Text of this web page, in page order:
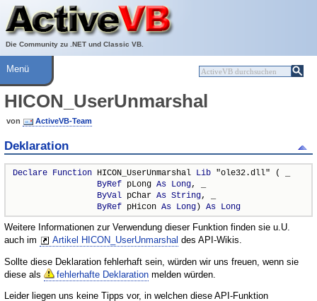
Die Community zu .NET und Classic VB.
Über ActiveVB
Hilfe
Menü
HICON_UserUnmarshal
von ActiveVB-Team
Deklaration
Declare Function HICON_UserUnmarshal Lib "ole32.dll" ( _
ByRef pLong As Long, _
ByVal pChar As String, _
ByRef pHicon As Long) As Long
Weitere Informationen zur Verwendung dieser Funktion finden sie u.U.
auch im
Artikel HICON_UserUnmarshal des API-Wikis.
Sollte diese Deklaration fehlerhaft sein, würden wir uns freuen, wenn sie
diese als
fehlerhafte Deklaration melden würden.
Leider liegen uns keine Tipps vor, in welchen diese API-Funktion